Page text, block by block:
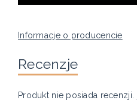
Informacje o producencie
Recenzje
Produkt nie posiada recenzji.